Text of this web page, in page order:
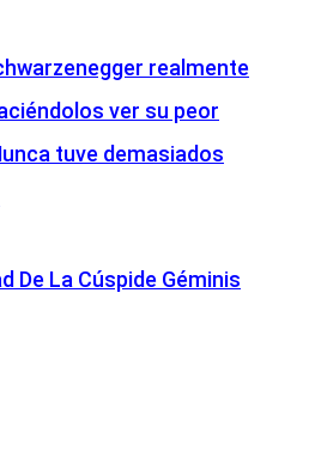
realmente
ver su peor
tuve demasiados
De La Cúspide Géminis